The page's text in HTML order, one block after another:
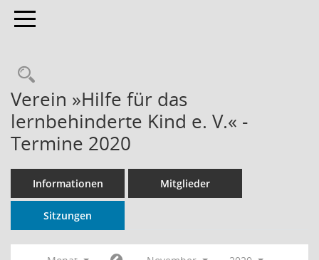
Toggle navigation
Rechercheauswahl
Verein »Hilfe für das
lernbehinderte Kind e. V.« -
Termine 2020
Informationen Mitglieder
Sitzungen